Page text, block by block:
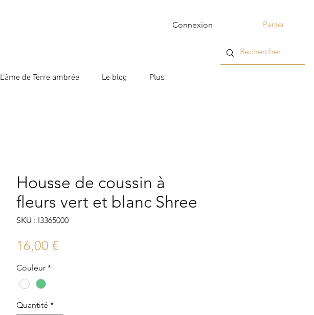
Panier
Connexion
L'âme de Terre ambrée Le blog Plus
Housse de coussin à
fleurs vert et blanc Shree
SKU : I3365000
16,00 €Prix
Couleur *
Quantité *